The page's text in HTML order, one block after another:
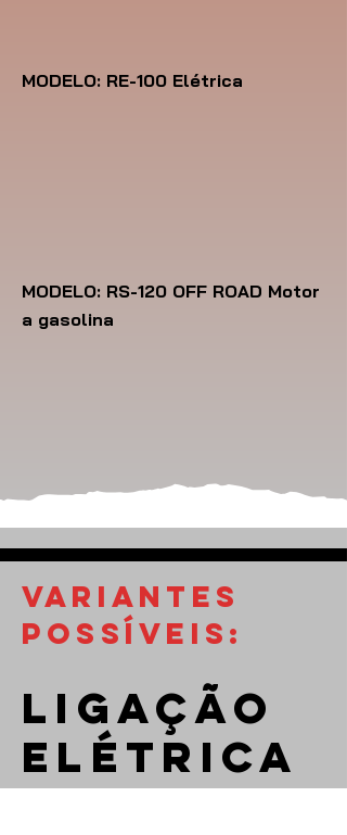
MODELO: RE-100 Elétrica
MODELO: RS-120 OFF ROAD Motor
a gasolina
VARIANTES
POSSÍVEIS:
LIGAÇÃO
ELÉTRICA